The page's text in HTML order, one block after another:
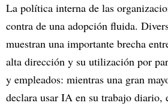
La política interna de las
contra de una adopción fluida.
muestran una importante brecha
alta dirección y su utilización por
y empleados: mientras una gran
declara usar IA en su trabajo diario,